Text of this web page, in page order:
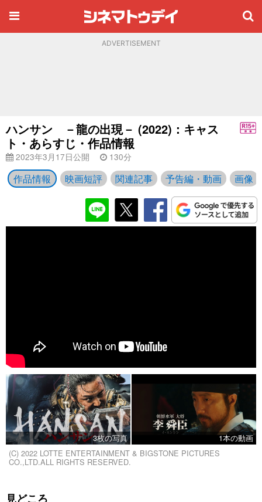
ADVERTISEMENT
ハンサン －龍の出現－ (2022)：キャス
ト・あらすじ・作品情報
2023年3月17日公開 130分
作品情報 映画短評 関連記事 予告編・動画 画像
3枚の写真
1本の動画
(C) 2022 LOTTE ENTERTAINMENT & BIGSTONE PICTURES
CO.,LTD.ALL RIGHTS RESERVED.
見どころ